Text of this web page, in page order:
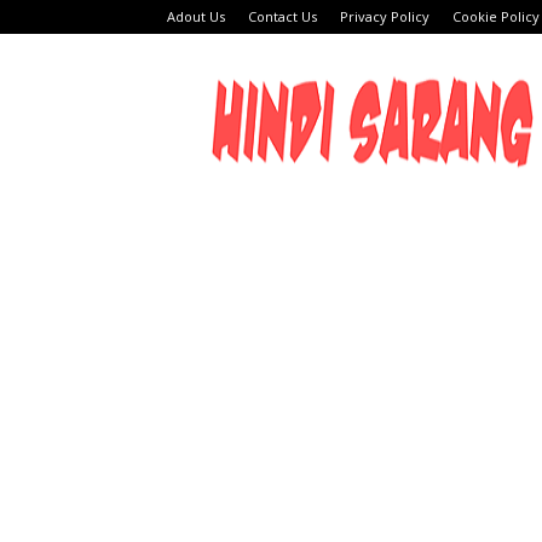
Adout Us Contact Us Privacy Policy Cookie Policy
HINDI
SARANG